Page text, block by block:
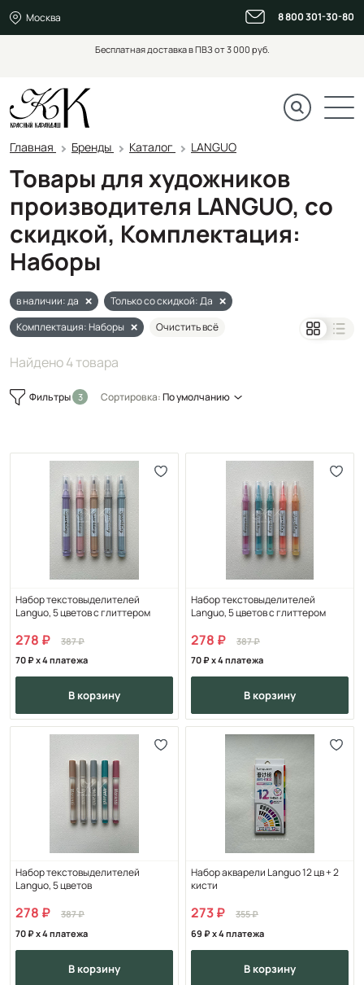
Москва 8 800 301-30-80
Бесплатная доставка в ПВЗ от 3 000 руб.
Главная Бренды Каталог LANGUO
Товары для художников
производителя LANGUO, со
скидкой, Комплектация:
Наборы
в наличии: да
Только со скидкой: Да
Комплектация: Наборы
Очистить всё
Найдено 4 товара
Фильтры Сортировка:По умолчанию
Набор текстовыделителей
Languo, 5 цветов с глиттером
278
387
70
x 4 платежа
в корзину
Набор текстовыделителей
Languo, 5 цветов с глиттером
278
387
70
x 4 платежа
в корзину
Набор текстовыделителей
Languo, 5 цветов
278
387
70
x 4 платежа
в корзину
Набор акварели Languo 12 цв + 2
кисти
273
355
69
x 4 платежа
в корзину